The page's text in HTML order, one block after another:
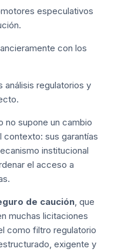
especulativos
con los
análisis regulatorios y
no supone un cambio
contexto: sus garantías
institucional
el acceso a
de caución, que
muchas licitaciones
como filtro regulatorio
exigente y